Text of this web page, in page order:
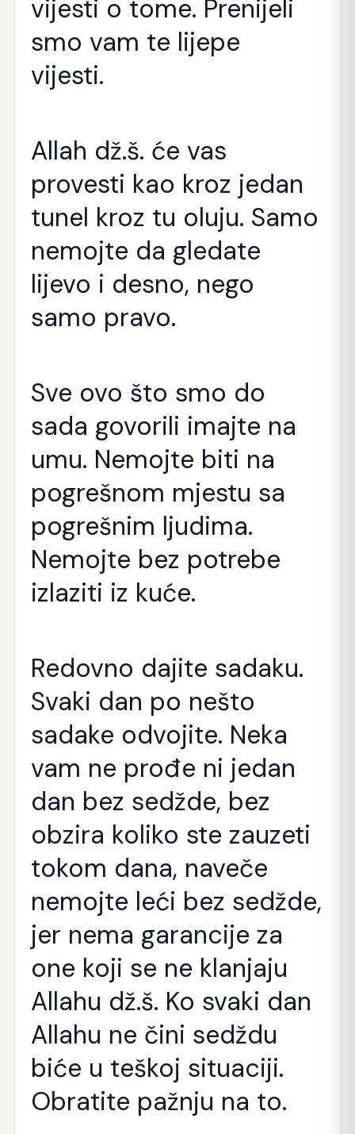
vijesti o tome. Prenijeli
smo vam te lijepe
vijesti.
Allah dž.š. će vas
provesti kao kroz jedan
tunel kroz tu oluju. Samo
nemojte da gledate
lijevo i desno, nego
samo pravo.
Sve ovo što smo do
sada govorili imajte na
umu. Nemojte biti na
pogrešnom mjestu sa
pogrešnim ljudima.
Nemojte bez potrebe
izlaziti iz kuće.
Redovno dajite sadaku.
Svaki dan po nešto
sadake odvojite. Neka
vam ne prođe ni jedan
dan bez sedžde, bez
obzira koliko ste zauzeti
tokom dana, naveče
nemojte leći bez sedžde,
jer nema garancije za
one koji se ne klanjaju
Allahu dž.š. Ko svaki dan
Allahu ne čini sedždu
biće u teškoj situaciji.
Obratite pažnju na to.